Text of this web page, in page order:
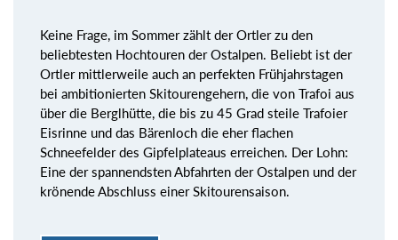
Keine Frage, im Sommer zählt der Ortler zu den
beliebtesten Hochtouren der Ostalpen. Beliebt ist der
Ortler mittlerweile auch an perfekten Frühjahrstagen
bei ambitionierten Skitourengehern, die von Trafoi aus
über die Berglhütte, die bis zu 45 Grad steile Trafoier
Eisrinne und das Bärenloch die eher flachen
Schneefelder des Gipfelplateaus erreichen. Der Lohn:
Eine der spannendsten Abfahrten der Ostalpen und der
krönende Abschluss einer Skitourensaison.